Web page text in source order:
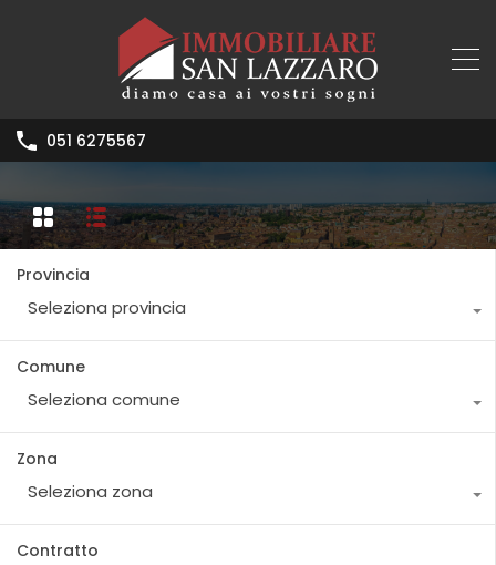
051 6275567
Provincia
Seleziona provincia
Comune
Seleziona comune
Zona
Seleziona zona
Contratto